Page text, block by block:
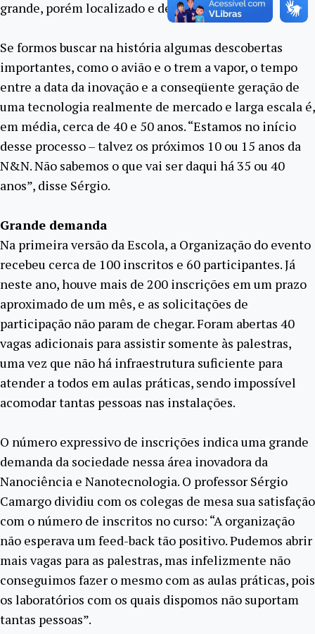
grande, porém localizado e de atuação restrita.
Se formos buscar na história algumas descobertas
importantes, como o avião e o trem a vapor, o tempo
entre a data da inovação e a conseqüente geração de
uma tecnologia realmente de mercado e larga escala é,
em média, cerca de 40 e 50 anos. “Estamos no início
desse processo – talvez os próximos 10 ou 15 anos da
N&N. Não sabemos o que vai ser daqui há 35 ou 40
anos”, disse Sérgio.
Grande demanda
Na primeira versão da Escola, a Organização do evento
recebeu cerca de 100 inscritos e 60 participantes. Já
neste ano, houve mais de 200 inscrições em um prazo
aproximado de um mês, e as solicitações de
participação não param de chegar. Foram abertas 40
vagas adicionais para assistir somente às palestras,
uma vez que não há infraestrutura suficiente para
atender a todos em aulas práticas, sendo impossível
acomodar tantas pessoas nas instalações.
O número expressivo de inscrições indica uma grande
demanda da sociedade nessa área inovadora da
Nanociência e Nanotecnologia. O professor Sérgio
Camargo dividiu com os colegas de mesa sua satisfação
com o número de inscritos no curso: “A organização
não esperava um feed-back tão positivo. Pudemos abrir
mais vagas para as palestras, mas infelizmente não
conseguimos fazer o mesmo com as aulas práticas, pois
os laboratórios com os quais dispomos não suportam
tantas pessoas”.